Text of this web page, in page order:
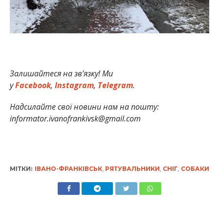
Залишайтеся на зв’язку! Ми
уFacebook, Instagram, Telegram.
Надсилайте свої новини нам на пошту:
informator.ivanofrankivsk@gmail.com
МІТКИ: ІВАНО-ФРАНКІВСЬК, РЯТУВАЛЬНИКИ, СНІГ, СОБАКИ